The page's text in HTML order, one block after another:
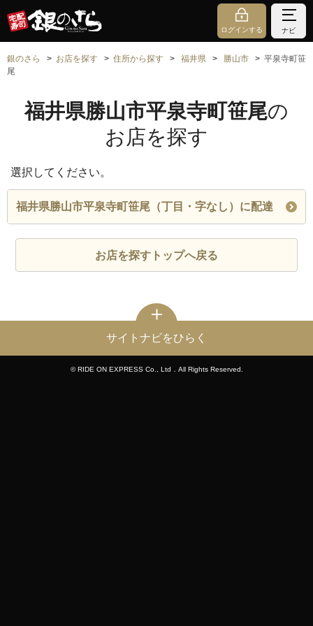
ログインする ナビ
銀のさら お店を探す 住所から探す 福井県 勝山市
平泉寺町笹
尾
福井県勝山市平泉寺町笹尾の
お店を探す
選択してください。
福井県勝山市平泉寺町笹尾（丁目・字なし）に配達
お店を探すトップへ戻る
サイトナビをひらく
© RIDE ON EXPRESS Co., Ltd．All Rights Reserved.